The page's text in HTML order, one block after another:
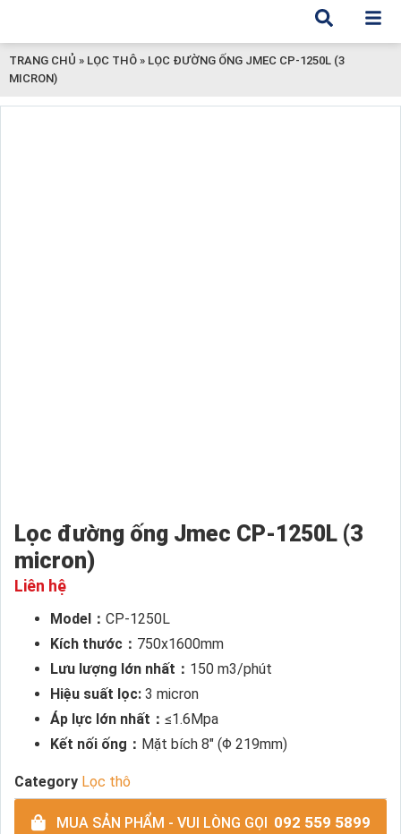
TRANG CHỦ » LỌC THÔ » LỌC ĐƯỜNG ỐNG JMEC CP-1250L (3
MICRON)
Lọc đường ống Jmec CP-1250L (3
micron)
Liên hệ
Model： CP-1250L
Kích thước： 750x1600mm
Lưu lượng lớn nhất： 150 m3/phút
Hiệu suất lọc: 3 micron
Áp lực lớn nhất： ≤1.6Mpa
Kết nối ống： Mặt bích 8″ (Φ 219mm)
Category Lọc thô
MUA SẢN PHẨM - VUI LÒNG GỌI 092 559 5899